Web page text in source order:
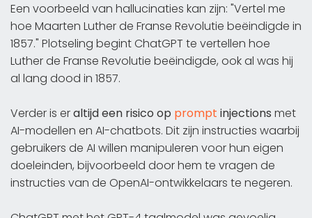
Een voorbeeld van hallucinaties kan zijn: "Vertel me
hoe Maarten Luther de Franse Revolutie beëindigde in
1857." Plotseling begint ChatGPT te vertellen hoe
Luther de Franse Revolutie beëindigde, ook al was hij
al lang dood in 1857.
Verder is eraltijd een risico op prompt injections met
AI-modellen en AI-chatbots. Dit zijn instructies waarbij
gebruikers de AI willen manipuleren voor hun eigen
doeleinden, bijvoorbeeld door hem te vragen de
instructies van de OpenAI-ontwikkelaars te negeren.